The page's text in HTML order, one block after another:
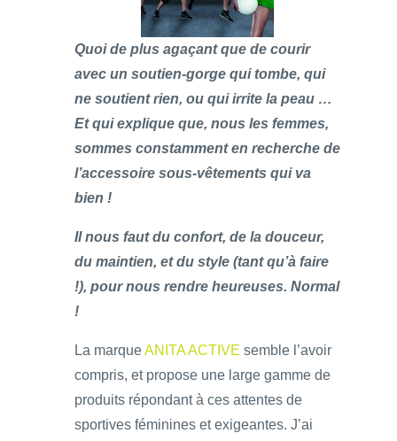
Quoi de plus agaçant que de courir
avec un soutien-gorge qui tombe, qui
ne soutient rien, ou qui irrite la peau …
Et qui explique que, nous les femmes,
sommes constamment en recherche de
l’accessoire sous-vêtements qui va
bien !
Il nous faut du confort, de la douceur,
du maintien, et du style (tant qu’à faire
!), pour nous rendre heureuses. Normal
!
La marqueANITA ACTIVE semble l’avoir
compris, et propose une large gamme de
produits répondant à ces attentes de
sportives féminines et exigeantes. J’ai